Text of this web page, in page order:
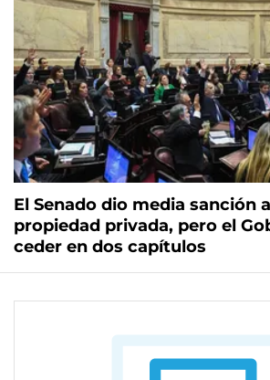
El Senado dio media sanción
propiedad privada, pero el
ceder en dos capítulos